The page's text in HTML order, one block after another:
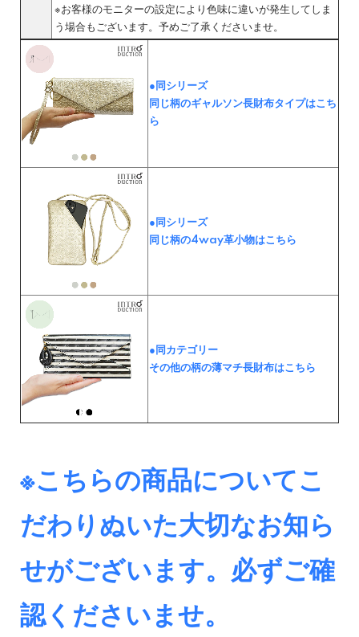
※お客様のモニターの設定により色味に違いが発生してしま
う場合もございます。予めご了承くださいませ。
●同シリーズ
同じ柄のギャルソン長財布タイプはこち
ら
●同シリーズ
同じ柄の4way革小物はこちら
●同カテゴリー
その他の柄の薄マチ長財布はこちら
※こちらの商品についてこ
だわりぬいた大切なお知ら
せがございます。必ずご確
認くださいませ。